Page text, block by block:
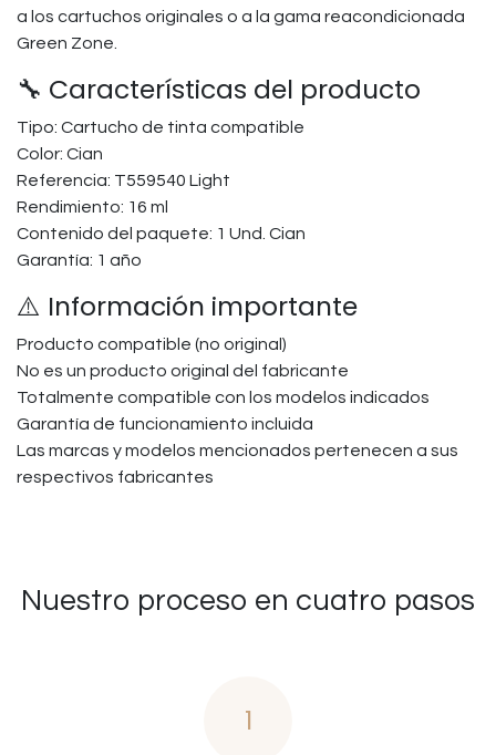
a los cartuchos originales o a la gama reacondicionada
Green Zone.
🔧 Características del producto
Tipo: Cartucho de tinta compatible
Color: Cian
Referencia: T559540 Light
Rendimiento: 16 ml
Contenido del paquete: 1 Und. Cian
Garantía: 1 año
⚠️ Información importante
Producto compatible (no original)
No es un producto original del fabricante
Totalmente compatible con los modelos indicados
Garantía de funcionamiento incluida
Las marcas y modelos mencionados pertenecen a sus
respectivos fabricantes
Nuestro proceso en cuatro pasos
1